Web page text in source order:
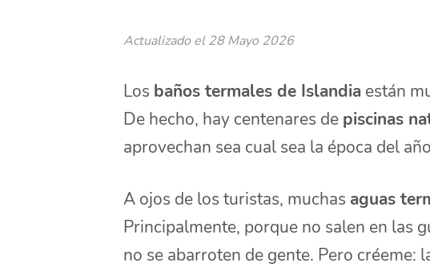
Actualizado el 28 Mayo 2026
Los baños termales de Islandia están
De hecho, hay centenares de piscinas
aprovechan sea cual sea la época del
A ojos de los turistas, muchas aguas
Principalmente, porque no salen en las
no se abarroten de gente. Pero créeme: